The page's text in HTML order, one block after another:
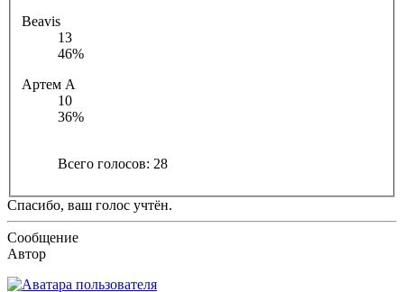
Beavis
13
46%
Артем А
10
36%
Всего голосов: 28
Спасибо, ваш голос учтён.
Сообщение
Автор